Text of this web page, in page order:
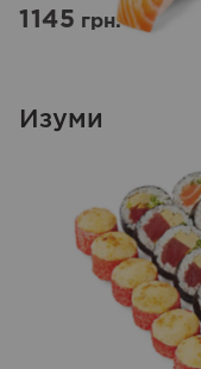
1145грн.
Изуми